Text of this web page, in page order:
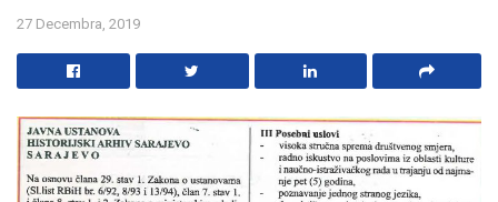
27 Decembra, 2019